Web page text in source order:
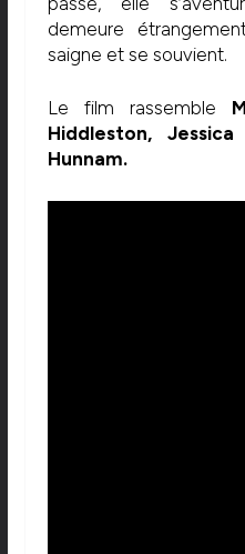
demeure
saigne et se souvient.
Le film rassemble
Hiddleston,
Hunnam.